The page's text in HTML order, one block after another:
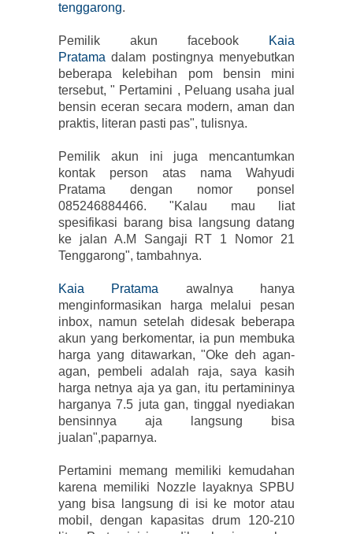
tenggarong.
Pemilik akun facebook
Kaia
Pratama dalam postingnya menyebutkan
beberapa kelebihan pom bensin mini
tersebut, " Pertamini , Peluang usaha jual
bensin eceran secara modern, aman dan
praktis, literan pasti pas", tulisnya.
Pemilik akun ini juga mencantumkan
kontak person atas nama Wahyudi
Pratama dengan nomor ponsel
085246884466. "Kalau mau liat
spesifikasi barang bisa langsung datang
ke jalan A.M Sangaji RT 1 Nomor 21
Tenggarong", tambahnya.
Kaia Pratama awalnya hanya
menginformasikan harga melalui pesan
inbox, namun setelah didesak beberapa
akun yang berkomentar, ia pun membuka
harga yang ditawarkan, "Oke deh agan-
agan, pembeli adalah raja, saya kasih
harga netnya aja ya gan, itu pertamininya
harganya 7.5 juta gan, tinggal nyediakan
bensinnya aja langsung bisa
jualan",paparnya.
Pertamini memang memiliki kemudahan
karena memiliki Nozzle layaknya SPBU
yang bisa langsung di isi ke motor atau
mobil, dengan kapasitas drum 120-210